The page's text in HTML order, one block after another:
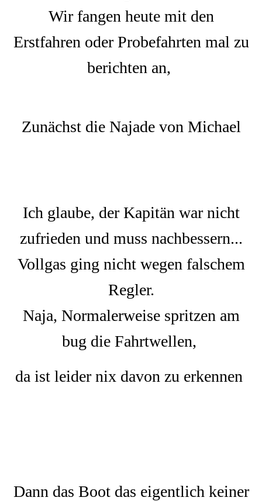
Wir fangen heute mit den
Erstfahren oder Probefahrten mal zu
berichten an,
Zunächst die Najade von Michael
Ich glaube, der Kapitän war nicht
zufrieden und muss nachbessern...
Vollgas ging nicht wegen falschem
Regler.
Naja, Normalerweise spritzen am
bug die Fahrtwellen,
da ist leider nix davon zu erkennen
Dann das Boot das eigentlich keiner